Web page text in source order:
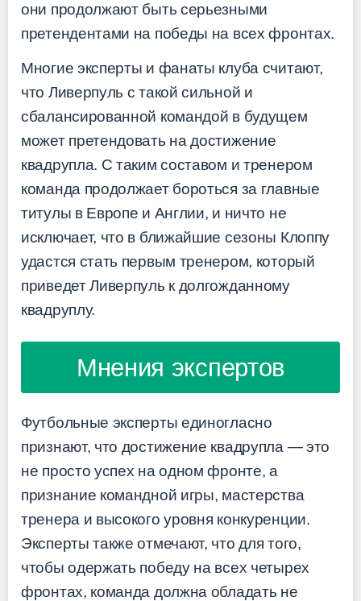
они продолжают быть серьезными
претендентами на победы на всех фронтах.
Многие эксперты и фанаты клуба считают,
что Ливерпуль с такой сильной и
сбалансированной командой в будущем
может претендовать на достижение
квадрупла. С таким составом и тренером
команда продолжает бороться за главные
титулы в Европе и Англии, и ничто не
исключает, что в ближайшие сезоны Клоппу
удастся стать первым тренером, который
приведет Ливерпуль к долгожданному
квадруплу.
Мнения экспертов
Футбольные эксперты единогласно
признают, что достижение квадрупла — это
не просто успех на одном фронте, а
признание командной игры, мастерства
тренера и высокого уровня конкуренции.
Эксперты также отмечают, что для того,
чтобы одержать победу на всех четырех
фронтах, команда должна обладать не